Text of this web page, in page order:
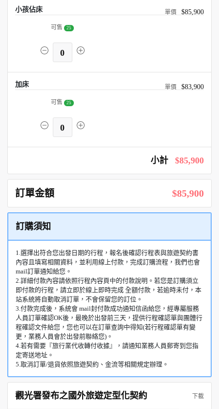
小孩佔床 $85,900
可售 25
0
加床 $83,900
可售 25
0
小計 $85,900
訂單金額 $85,900
訂購須知
1.選擇出符合您出發日期的行程，報名後確認行程表與旅遊契約書
內容且填寫相關資料，並利用線上付款，完成訂購流程，我們也會
mail訂單通知給您。
2.詳細付款內容請依照行程內容頁中的付款說明。若您是訂購須立
即付款的行程，請立即於線上即時完成 全額付款，若逾時未付，本
站系統將自動取消訂單，不會保留您的訂位。
3.付款完成後，系統會 mail封付款成功通知信函給您，經專屬服務
人員訂單確認OK後，最晚於出發前三天，提供行程確認單與團體行
程確認文件給您，您也可以在訂單查詢中得知(若行程確認單有變
更，業務人員會於出發前聯絡您)。
4.若有需要『旅行業代收轉付收據』，請通知業務人員郵寄到您指
定寄送地址。
5.取消訂單/退貨依照旅遊契約、金流等相關規定辦理。
觀光署發布之國外旅遊定型化契約 下載